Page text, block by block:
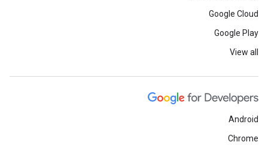
Google Cloud
Google Play
View all
Android
Chrome